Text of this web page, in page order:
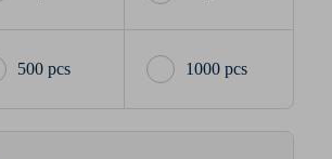
500 pcs 1000 pcs